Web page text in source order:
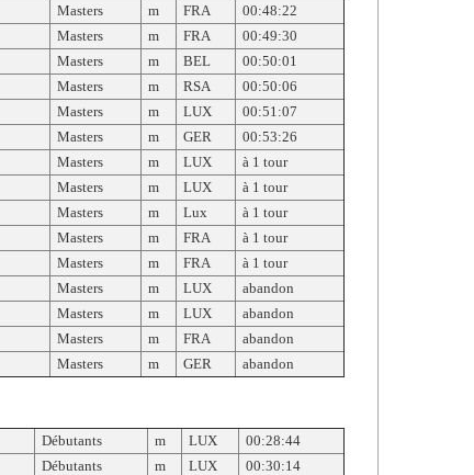
Masters m FRA
00:48:22
Masters m FRA
00:49:30
Masters m BEL
00:50:01
Masters m RSA
00:50:06
Masters m LUX
00:51:07
Masters m GER
00:53:26
Masters m LUX
à 1 tour
Masters m LUX
à 1 tour
Masters m Lux
à 1 tour
Masters m FRA
à 1 tour
Masters m FRA
à 1 tour
Masters m LUX
abandon
Masters m LUX
abandon
Masters m FRA
abandon
Masters m GER abandon
Débutants m LUX
00:28:44
Débutants m LUX
00:30:14